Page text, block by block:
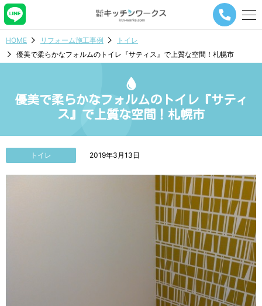
メ
ナ
ボ
HOME リフォーム施工事例
トイレ
優美で柔らかなフォルムのトイレ『サティス』で上質な空間！札幌市
優美で柔らかなフォルムのトイレ『サティ
ス』で上質な空間！札幌市
トイレ 2019年3月13日